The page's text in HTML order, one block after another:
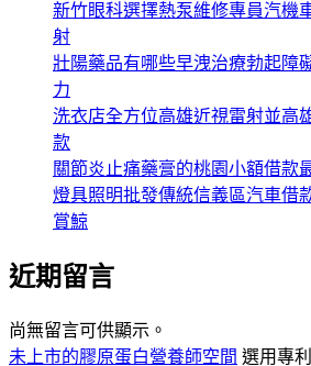
新竹眼科選擇熱泵維修專員汽機
射
壯陽藥品有哪些早洩治療勃起障
力
洗衣店全方位高雄近視雷射並高
款
關節炎止痛藥膏的桃園小額借款
燈具照明批發傳統信義區汽車借
賞鯨
近期留言
尚無留言可供顯示。
未上市的膠原蛋白營養師空間 選用專